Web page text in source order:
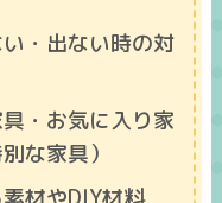
・出ない時の対
・お気に入り家
な家具）